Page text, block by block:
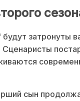
затронуты
сын